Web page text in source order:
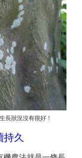
長狀況沒有很好！
持久